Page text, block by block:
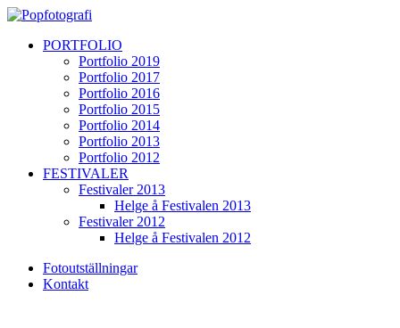
PORTFOLIO
Portfolio 2019
Portfolio 2017
Portfolio 2016
Portfolio 2015
Portfolio 2014
Portfolio 2013
Portfolio 2012
FESTIVALER
Festivaler 2013
Helge å Festivalen 2013
Festivaler 2012
Helge å Festivalen 2012
Fotoutställningar
Kontakt